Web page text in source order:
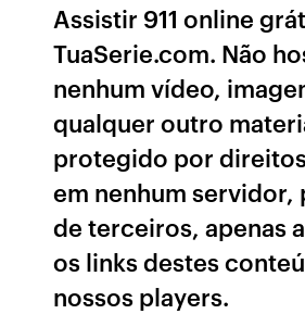
Assistir 911 online
TuaSerie.com. Não
nenhum vídeo,
qualquer outro
protegido por
em nenhum servidor,
de terceiros, apenas
os links destes
nossos players.